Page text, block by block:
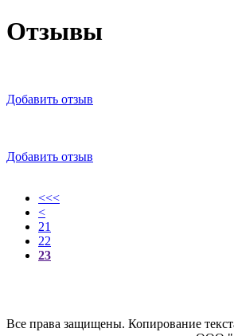
Отзывы
Добавить отзыв
Добавить отзыв
<<<
<
21
22
23
Все права защищены. Копирование